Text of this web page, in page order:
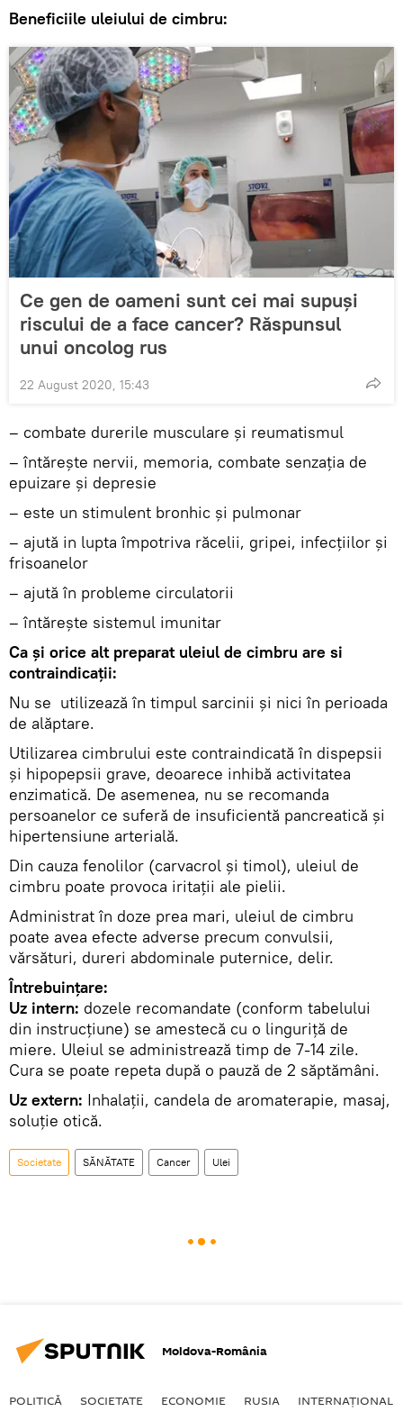
Beneficiile uleiului de cimbru:
Ce gen de oameni sunt cei mai supuşi
riscului de a face cancer? Răspunsul
unui oncolog rus
22 August 2020, 15:43
– combate durerile musculare și reumatismul
– întărește nervii, memoria, combate senzația de
epuizare și depresie
– este un stimulent bronhic și pulmonar
– ajută in lupta împotriva răcelii, gripei, infecțiilor și
frisoanelor
– ajută în probleme circulatorii
– întărește sistemul imunitar
Ca și orice alt preparat uleiul de cimbru are si
contraindicații:
Nu se utilizează în timpul sarcinii și nici în perioada
de alăptare.
Utilizarea cimbrului este contraindicată în dispepsii
şi hipopepsii grave, deoarece inhibă activitatea
enzimatică. De asemenea, nu se recomanda
persoanelor ce suferă de insuficientă pancreatică și
hipertensiune arterială.
Din cauza fenolilor (carvacrol și timol), uleiul de
cimbru poate provoca iritații ale pielii.
Administrat în doze prea mari, uleiul de cimbru
poate avea efecte adverse precum convulsii,
vărsături, dureri abdominale puternice, delir.
Întrebuințare:
Uz intern: dozele recomandate (conform tabelului
din instrucțiune) se amestecă cu o linguriţă de
miere. Uleiul se administrează timp de 7-14 zile.
Cura se poate repeta după o pauză de 2 săptămâni.
Uz extern: Inhalaţii, candela de aromaterapie, masaj,
soluţie otică.
Societate SĂNĂTATE Cancer Ulei
Moldova-România
POLITICĂ SOCIETATE ECONOMIE RUSIA INTERNAŢIONAL